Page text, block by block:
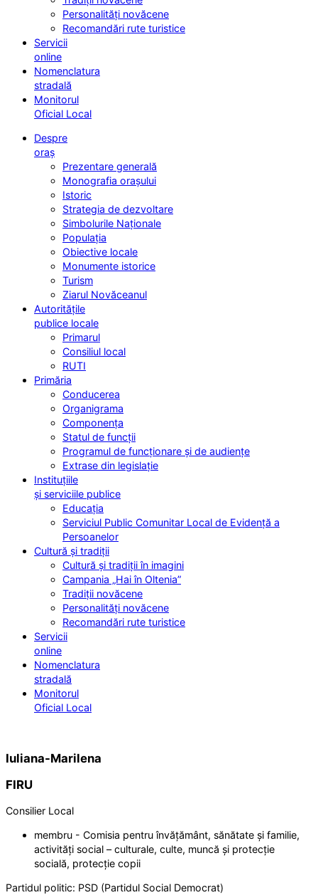
Personalități novăcene
Recomandări rute turistice
Servicii
online
Nomenclatura
stradală
Monitorul
Oficial Local
Despre
oraș
Prezentare generală
Monografia orașului
Istoric
Strategia de dezvoltare
Simbolurile Naționale
Populația
Obiective locale
Monumente istorice
Turism
Ziarul Novăceanul
Autoritățile
publice locale
Primarul
Consiliul local
RUTI
Primăria
Conducerea
Organigrama
Componența
Statul de funcții
Programul de funcționare și de audiențe
Extrase din legislație
Instituțiile
și serviciile publice
Educația
Serviciul Public Comunitar Local de Evidență a
Persoanelor
Cultură și tradiții
Cultură și tradiții în imagini
Campania „Hai în Oltenia”
Tradiții novăcene
Personalități novăcene
Recomandări rute turistice
Servicii
online
Nomenclatura
stradală
Monitorul
Oficial Local
Iuliana-Marilena
FIRU
Consilier Local
membru - Comisia pentru învățământ, sănătate și familie,
activități social – culturale, culte, muncă și protecție
socială, protecție copii
Partidul politic: PSD (Partidul Social Democrat)